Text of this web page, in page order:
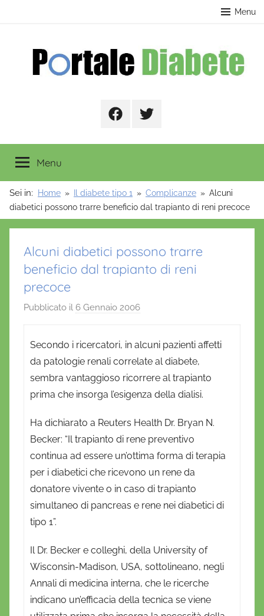
Menu
FacebookTwitter
Menu
Sei in: Home Il diabete tipo 1 Complicanze
Alcuni
diabetici possono trarre beneficio dal trapianto di reni precoce
Alcuni diabetici possono trarre
beneficio dal trapianto di reni
precoce
Pubblicato il 6 Gennaio 2006
i
e
D
'
O
n
o
i
o
Secondo i ricercatori, in alcuni pazienti affetti
da patologie renali correlate al diabete,
sembra vantaggioso ricorrere al trapianto
prima che insorga l’esigenza della dialisi.
Ha dichiarato a Reuters Health Dr. Bryan N.
Becker: “Il trapianto di rene preventivo
continua ad essere un’ottima forma di terapia
per i diabetici che ricevono un rene da
donatore vivente o in caso di trapianto
simultaneo di pancreas e rene nei diabetici di
tipo 1”.
Il Dr. Becker e colleghi, della University of
Wisconsin-Madison, USA, sottolineano, negli
Annali di medicina interna, che le ricerche
indicano un’efficacia della tecnica se viene